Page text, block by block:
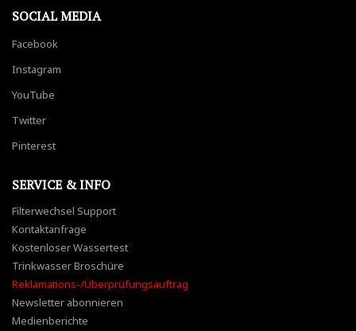
SOCIAL MEDIA
Facebook
Instagram
YouTube
Twitter
Pinterest
SERVICE & INFO
Filterwechsel Support
Kontaktanfrage
Kostenloser Wassertest
Trinkwasser Broschüre
Reklamations-/Überprüfungsauftrag
Newsletter abonnieren
Medienberichte